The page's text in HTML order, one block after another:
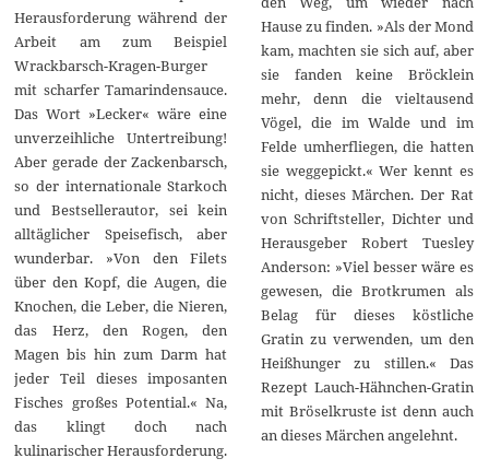
Herausforderung während der
Arbeit am zum Beispiel
Wrackbarsch-Kragen-Burger
mit scharfer Tamarindensauce.
Das Wort »Lecker« wäre eine
unverzeihliche Untertreibung!
Aber gerade der Zackenbarsch,
so der internationale Starkoch
und Bestsellerautor, sei kein
alltäglicher Speisefisch, aber
wunderbar. »Von den Filets
über den Kopf, die Augen, die
Knochen, die Leber, die Nieren,
das Herz, den Rogen, den
Magen bis hin zum Darm hat
jeder Teil dieses imposanten
Fisches großes Potential.« Na,
das klingt doch nach
kulinarischer Herausforderung.
Hause zu finden. »Als der Mond
kam, machten sie sich auf, aber
sie fanden keine Bröcklein
mehr, denn die vieltausend
Vögel, die im Walde und im
Felde umherfliegen, die hatten
sie weggepickt.« Wer kennt es
nicht, dieses Märchen. Der Rat
von Schriftsteller, Dichter und
Herausgeber Robert Tuesley
Anderson: »Viel besser wäre es
gewesen, die Brotkrumen als
Belag für dieses köstliche
Gratin zu verwenden, um den
Heißhunger zu stillen.« Das
Rezept Lauch-Hähnchen-Gratin
mit Bröselkruste ist denn auch
an dieses Märchen angelehnt.